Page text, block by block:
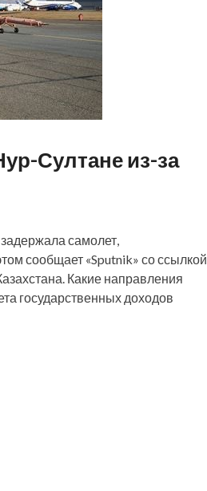
Султане из-за
самолет,
сообщает «Sputnik» со ссылкой
Какие направления
государственных доходов